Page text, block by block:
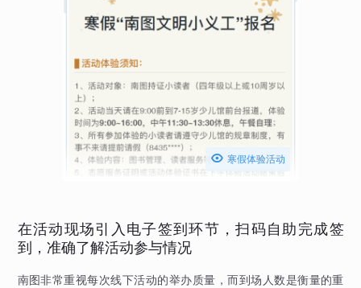
 寒假体验活动
在活动现场引入电子签到环节，扫码自助完成签
到，准确了解活动参与情况
南图非常重视每次线下活动的举办质量，而到场人数是衡量的重